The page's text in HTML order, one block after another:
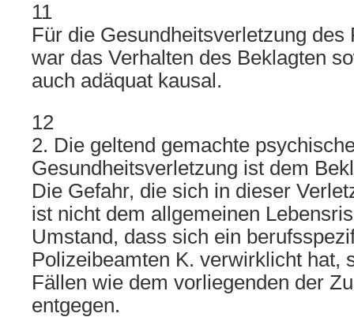
11
Für die Gesundheitsverletzung des
war das Verhalten des Beklagten
auch adäquat kausal.
12
2. Die geltend gemachte
Gesundheitsverletzung ist dem
Die Gefahr, die sich in dieser
ist nicht dem allgemeinen
Umstand, dass sich ein
Polizeibeamten K. verwirklicht hat,
Fällen wie dem vorliegenden der
entgegen.